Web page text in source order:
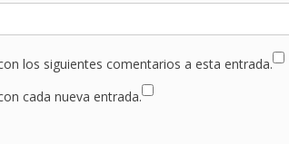
los siguientes comentarios a esta entrada.
cada nueva entrada.